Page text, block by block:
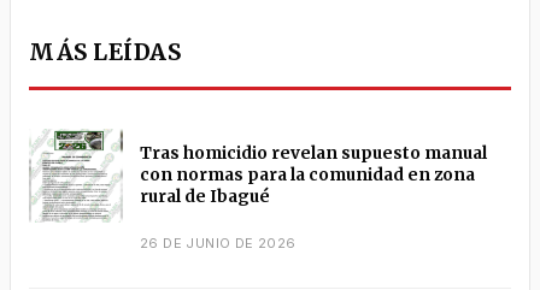
MÁS LEÍDAS
Tras homicidio revelan supuesto manual
con normas para la comunidad en zona
rural de Ibagué
26 DE JUNIO DE 2026